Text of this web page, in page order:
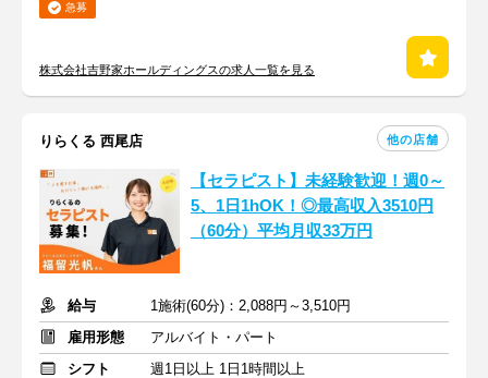
急募
株式会社吉野家ホールディングスの求人一覧を見る
りらくる 西尾店 他の店舗
【セラピスト】未経験歓迎！週0～
5、1日1hOK！◎最高収入3510円
（60分）平均月収33万円
給与
1施術(60分)：2,088円～3,510円
雇用形態
アルバイト・パート
シフト
週1日以上 1日1時間以上